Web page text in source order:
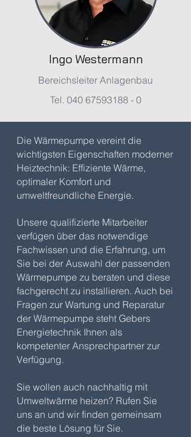
Ingo Westermann
Bereichsleiter Anlagenbau
Tel. 040 67593188 - 0
Die Wärmepumpe vereint die
wichtigsten Eigenschaften moderner
Heiztechnik: Effiziente Wärme,
optimaler Komfort und
umweltfreundliche Energie.
Unsere qualifizierte Mitarbeiter
verfügen über das notwendige
Fachwissen und die Erfahrung, um
Sie bei der Auswahl der passenden
Wärmepumpe zu beraten und diese
fachgerecht zu installieren. Auch bei
Fragen zur Wartung und Reparatur
der Wärmepumpe steht Gebers
Energietechnik Ihnen als
kompetenter Ansprechpartner zur
Verfügung.
Sie wollen auch nachhaltig mit
Umweltwärme heizen? Rufen Sie
uns an und wir finden gemeinsam
die beste Lösung für Sie.